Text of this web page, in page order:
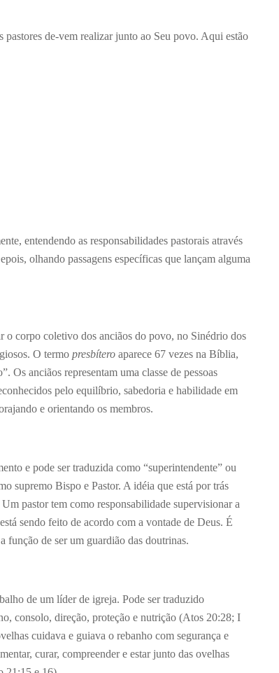
de-vem realizar junto ao Seu povo. Aqui estão
entendendo as responsabilidades pastorais através
olhando passagens específicas que lançam alguma
o corpo coletivo dos anciãos do povo, no Sinédrio dos
O termo presbítero aparece 67 vezes na Bíblia,
Os anciãos representam uma classe de pessoas
pelo equilíbrio, sabedoria e habilidade em
e orientando os membros.
e pode ser traduzida como “superintendente” ou
supremo Bispo e Pastor. A idéia que está por trás
pastor tem como responsabilidade supervisionar a
sendo feito de acordo com a vontade de Deus. É
função de ser um guardião das doutrinas.
de um líder de igreja. Pode ser traduzido
consolo, direção, proteção e nutrição (Atos 20:28; I
cuidava e guiava o rebanho com segurança e
curar, compreender e estar junto das ovelhas